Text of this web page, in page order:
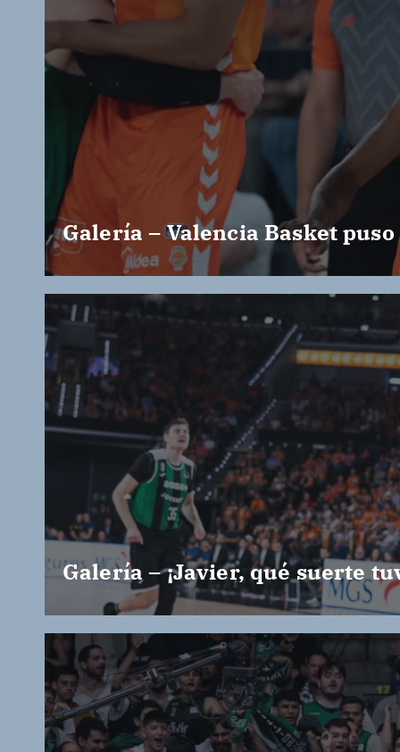
Galería – Valencia Basket
Galería – ¡Javier, qué suerte